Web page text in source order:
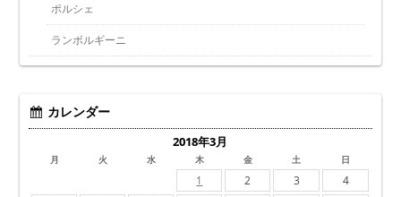
ポルシェ
ランボルギーニ
カレンダー
2018年3月
月 火 水 木 金 土 日
1 2 3
4